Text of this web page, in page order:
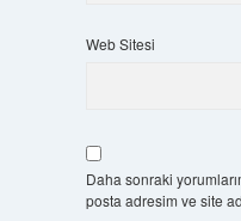
Web Sitesi
Daha sonraki
posta adresim ve site